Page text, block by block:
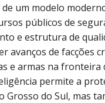
um modelo
públicos de
e estrutura de
avanços de facções
e armas na fronteira
permite a
Grosso do Sul, mas